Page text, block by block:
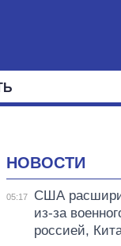
НОВОСТИ
05:17
США
из-за
россией,